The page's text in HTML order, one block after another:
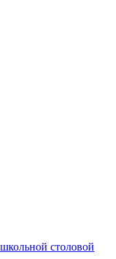
столовой